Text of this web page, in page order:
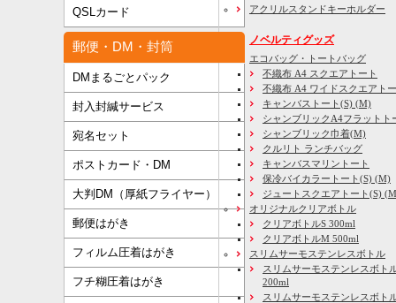
QSLカード
郵便・DM・封筒
DMまるごとパック
封入封緘サービス
宛名セット
ポストカード・DM
大判DM（厚紙フライヤー）
郵便はがき
フィルム圧着はがき
フチ糊圧着はがき
アクリルスタンドキーホルダー
ノベルティグッズ
エコバッグ・トートバッグ
不織布 A4 スクエアトート
不織布 A4 ワイドスクエアト
キャンバストート(S) (M)
シャンブリックA4フラットト
シャンブリック巾着(M)
クルリト ランチバッグ
キャンバスマリントート
保冷バイカラートート(S) (M)
ジュートスクエアトート(S)
オリジナルクリアボトル
クリアボトルS 300ml
クリアボトルM 500ml
スリムサーモステンレスボトル
スリムサーモステンレスボト
200ml
スリムサーモステンレスボト